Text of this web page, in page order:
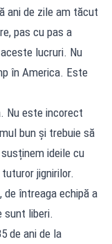
ani de zile am tăcut
pas cu pas a
lucruri. Nu
în America. Este
Nu este incorect
bun și trebuie să
ideile cu
jignirilor.
de întreaga echipă a
sunt liberi.
de ani de la